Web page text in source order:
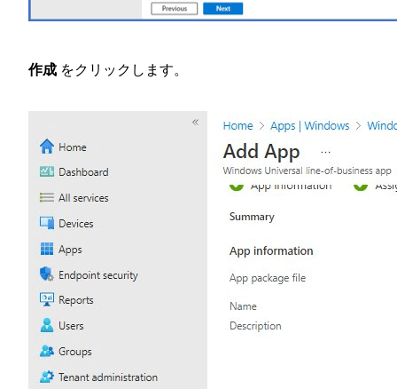
作成 をクリックします。